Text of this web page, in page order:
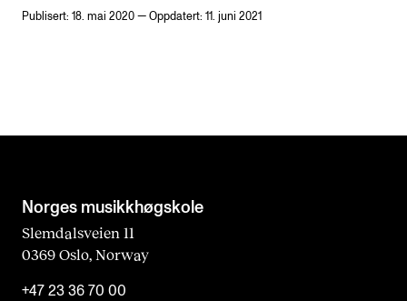
Publisert: 18. mai 2020 — Oppdatert: 11. juni 2021
Norges musikk­høgskole
Slemdalsveien 11
0369 Oslo, Norway
+47 23 36 70 00